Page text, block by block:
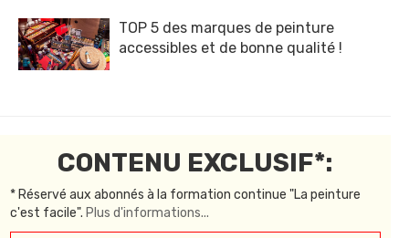
TOP 5 des marques de peinture
accessibles et de bonne qualité !
CONTENU EXCLUSIF*:
* Réservé aux abonnés à la formation continue "La peinture
c'est facile". Plus d'informations...